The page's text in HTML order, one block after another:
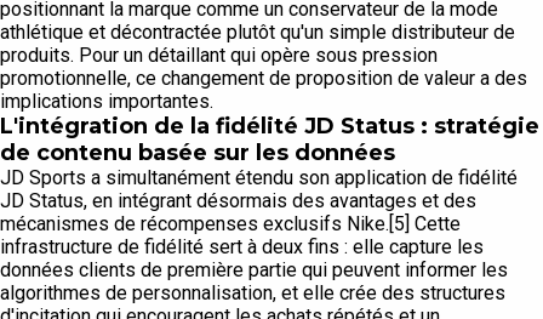
positionnant la marque comme un conservateur de la mode
athlétique et décontractée plutôt qu'un simple distributeur de
produits. Pour un détaillant qui opère sous pression
promotionnelle, ce changement de proposition de valeur a des
implications importantes.
L'intégration de la fidélité JD Status : stratégie
de contenu basée sur les données
JD Sports a simultanément étendu son application de fidélité
JD Status, en intégrant désormais des avantages et des
mécanismes de récompenses exclusifs Nike.[5] Cette
infrastructure de fidélité sert à deux fins : elle capture les
données clients de première partie qui peuvent informer les
algorithmes de personnalisation, et elle crée des structures